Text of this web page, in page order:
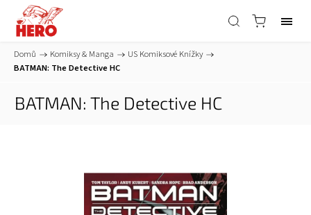
Domů / Komiksy & Manga / US Komiksové Knížky /
BATMAN: The Detective HC
BATMAN: The Detective HC